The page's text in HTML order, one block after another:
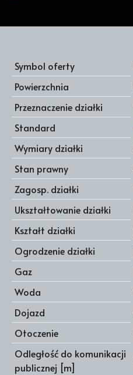
Symbol oferty
Powierzchnia
Przeznaczenie działki
Standard
Wymiary działki
Stan prawny
Zagosp. działki
Ukształtowanie działki
Kształt działki
Ogrodzenie działki
Gaz
Woda
Dojazd
Otoczenie
Odległość do komunikacji
publicznej [m]